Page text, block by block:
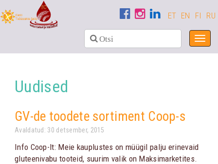
ET EN FI RU
Uudised
GV-de toodete sortiment Coop-s
Avaldatud: 30 detsember, 2015
Info Coop-lt: Meie kauplustes on müügil palju erinevaid
gluteenivabu tooteid, suurim valik on Maksimarketites.